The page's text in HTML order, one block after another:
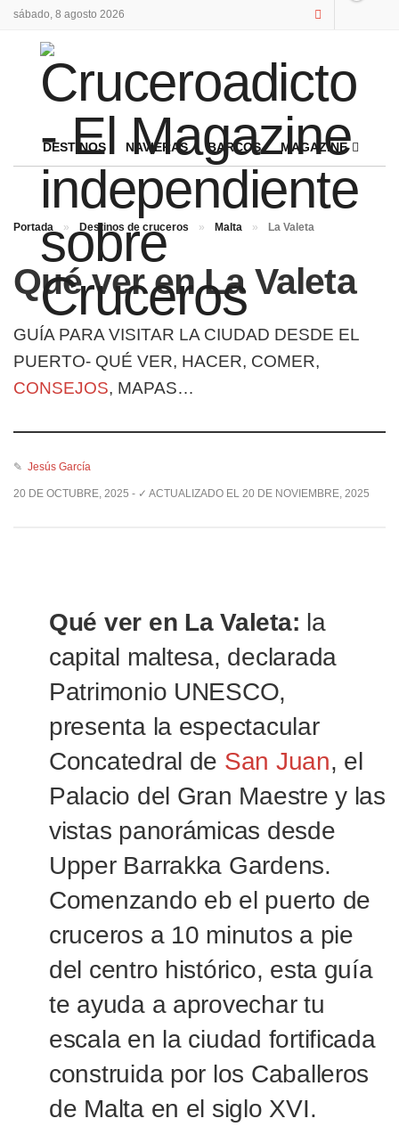
sábado, 8 agosto 2026
DESTINOS NAVIERAS BARCOS MAGAZINE
Portada » Destinos de cruceros » Malta » La Valeta
Qué ver en La Valeta
GUÍA PARA VISITAR LA CIUDAD DESDE EL
PUERTO- QUÉ VER, HACER, COMER,
CONSEJOS, MAPAS…
✎ Jesús García
20 DE OCTUBRE, 2025 - ✓ ACTUALIZADO EL 20 DE NOVIEMBRE, 2025
Qué ver en La Valeta: la
capital maltesa, declarada
Patrimonio UNESCO,
presenta la espectacular
Concatedral de San Juan, el
Palacio del Gran Maestre y las
vistas panorámicas desde
Upper Barrakka Gardens.
Comenzando eb el puerto de
cruceros a 10 minutos a pie
del centro histórico, esta guía
te ayuda a aprovechar tu
escala en la ciudad fortificada
construida por los Caballeros
de Malta en el siglo XVI.